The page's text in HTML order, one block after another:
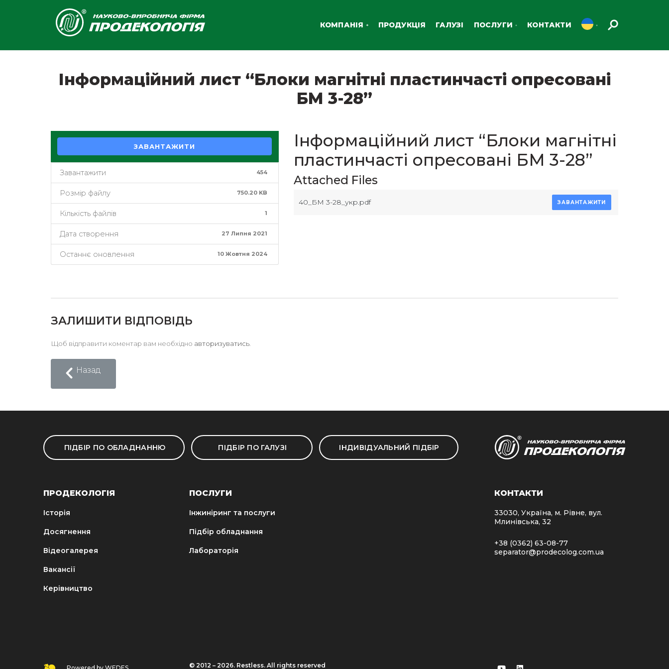
КОМПАНІЯ ПРОДУКЦІЯ ГАЛУЗІ ПОСЛУГИ КОНТАКТИ
Інформаційний лист “Блоки магнітні пластинчасті опресовані
БМ 3-28”
ЗАВАНТАЖИТИ
Завантажити 454
Розмір файлу 750.20 KB
Кількість файлів 1
Дата створення 27 Липня 2021
Останнє оновлення 10 Жовтня 2024
Інформаційний лист “Блоки магнітні
пластинчасті опресовані БМ 3-28”
Attached Files
40_БМ 3-28_укр.pdf ЗАВАНТАЖИТИ
ЗАЛИШИТИ ВІДПОВІДЬ
Щоб відправити коментар вам необхідно авторизуватись
Назад
ПІДБІР ПО ОБЛАДНАННЮ ПІДБІР ПО ГАЛУЗІ ІНДИВІДУАЛЬНИЙ ПІДБІР
ПРОДЕКОЛОГІЯ
Історія
Досягнення
Відеогалерея
Вакансії
Керівництво
ПОСЛУГИ
Інжиніринг та послуги
Підбір обладнання
Лабораторія
КОНТАКТИ
33030, Україна, м. Рівне, вул.
Млинівська, 32
+38 (0362) 63-08-77
separator@prodecolog.com.ua
© 2012 – 2026. Restless. All rights reserved